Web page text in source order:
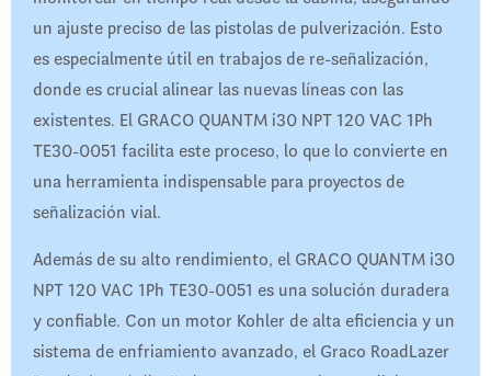
un ajuste preciso de las pistolas de pulverización. Esto
es especialmente útil en trabajos de re-señalización,
donde es crucial alinear las nuevas líneas con las
existentes. El GRACO QUANTM i30 NPT 120 VAC 1Ph
TE30-0051 facilita este proceso, lo que lo convierte en
una herramienta indispensable para proyectos de
señalización vial.
Además de su alto rendimiento, el GRACO QUANTM i30
NPT 120 VAC 1Ph TE30-0051 es una solución duradera
y confiable. Con un motor Kohler de alta eficiencia y un
sistema de enfriamiento avanzado, el Graco RoadLazer